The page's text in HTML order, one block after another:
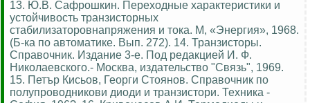
13. Ю.В. Сафрошкин. Переходные характеристики и
устойчивость транзисторных
стабилизаторовнапряжения и тока. М, «Энергия», 1968.
(Б-ка по автоматике. Вып. 272). 14. Транзисторы.
Справочник. Издание 3-е. Под редакцией И. Ф.
Николаевского.- Москва, издательство "Связь", 1969.
15. Петър Кисьов, Георги Стоянов. Справочник по
полупроводникови диоди и транзистори. Техника -